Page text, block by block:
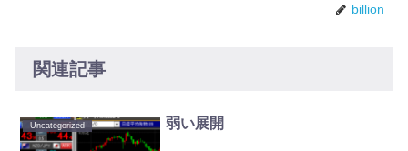
billion
関連記事
Uncategorized 弱い展開